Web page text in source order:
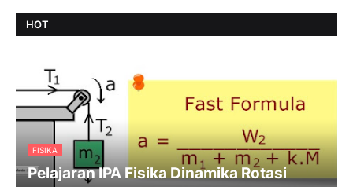
HOT
FISIKA
Pelajaran IPA Fisika Dinamika Rotasi